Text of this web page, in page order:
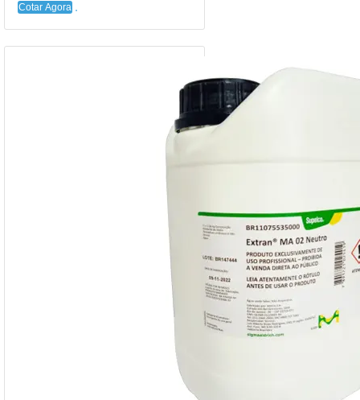
Cotar Agora